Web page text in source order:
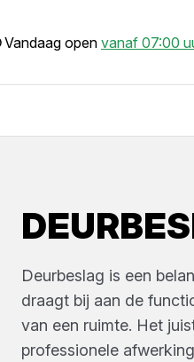
Vandaag open vanaf 07:00
Deurbeslag is een
draagt bij aan de
van een ruimte. Het
professionele